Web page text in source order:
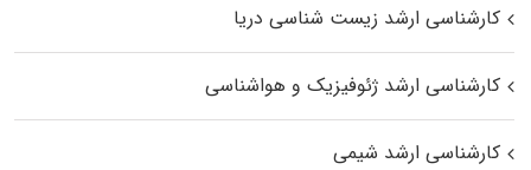
کارشناسی ارشد زیست‌ شناسی دریا
کارشناسی ارشد ژئوفیزیک و هواشناسی
کارشناسی ارشد شیمی